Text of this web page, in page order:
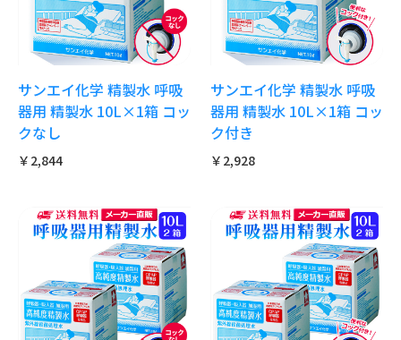
サンエイ化学 精製水 呼吸
器用 精製水 10L×1箱 コッ
クなし
￥2,844
サンエイ化学 精製水 呼吸
器用 精製水 10L×1箱 コッ
ク付き
￥2,928